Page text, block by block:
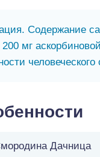
Содержание
мг
человеческого
Дачница